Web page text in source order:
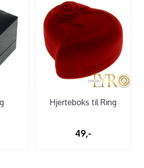
Hjerteboks til Ring
49,-